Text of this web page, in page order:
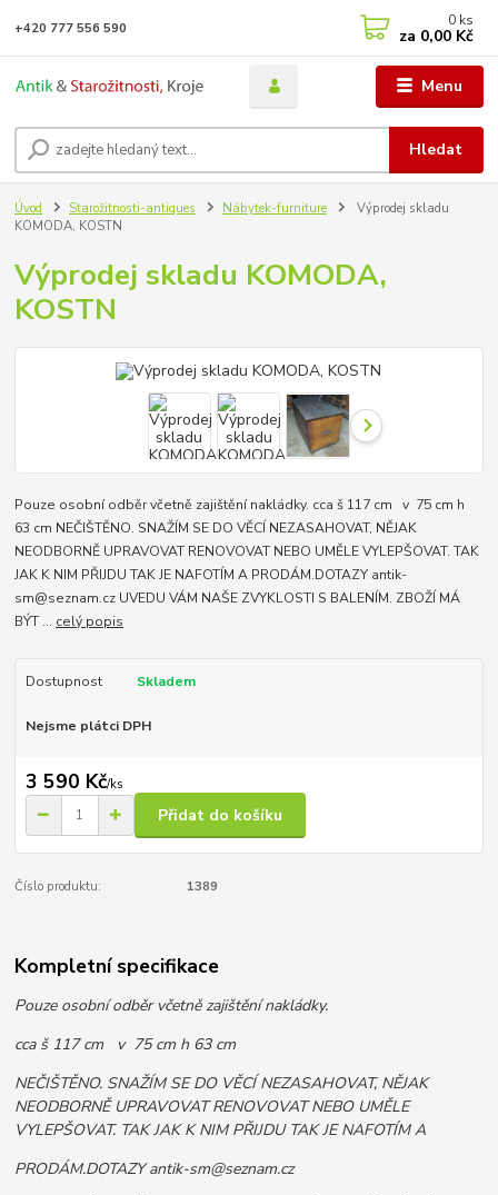
Menu
Hledat
+420 777 556 590 0 ks
za 0,00 Kč
Úvod Starožitnosti-antiques Nábytek-furniture
Výprodej skladu
KOMODA, KOSTN
Výprodej skladu KOMODA,
KOSTN
Pouze osobní odběr včetně zajištění nakládky. cca š 117 cm v 75 cm h
63 cm NEČIŠTĚNO. SNAŽÍM SE DO VĚCÍ NEZASAHOVAT, NĚJAK
NEODBORNĚ UPRAVOVAT RENOVOVAT NEBO UMĚLE VYLEPŠOVAT. TAK
JAK K NIM PŘIJDU TAK JE NAFOTÍM A PRODÁM.DOTAZY antik-
sm@seznam.cz UVEDU VÁM NAŠE ZVYKLOSTI S BALENÍM. ZBOŽÍ MÁ
BÝT ... celý popis
Dostupnost Skladem
Nejsme plátci DPH
3 590 Kč/ks
Přidat do košíku
Číslo produktu: 1389
Kompletní specifikace
Pouze osobní odběr včetně zajištění nakládky.
cca š 117 cm v 75 cm h 63 cm
NEČIŠTĚNO. SNAŽÍM SE DO VĚCÍ NEZASAHOVAT, NĚJAK
NEODBORNĚ UPRAVOVAT RENOVOVAT NEBO UMĚLE
VYLEPŠOVAT. TAK JAK K NIM PŘIJDU TAK JE NAFOTÍM A
PRODÁM.DOTAZY antik-sm@seznam.cz